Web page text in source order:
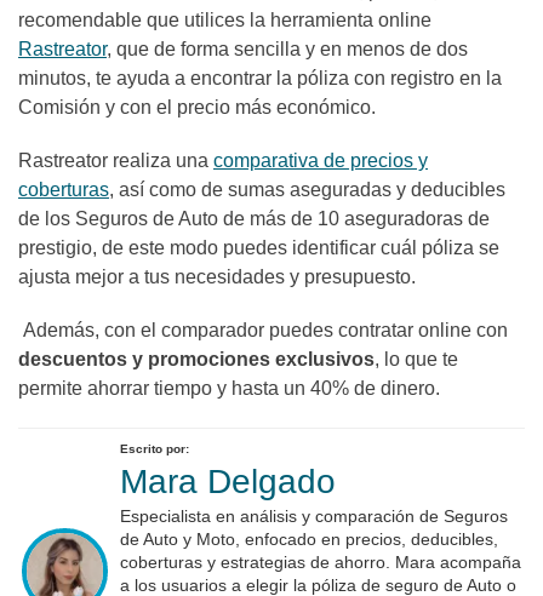
recomendable que utilices la herramienta online
Rastreator, que de forma sencilla y en menos de dos
minutos, te ayuda a encontrar la póliza con registro en la
Comisión y con el precio más económico.
Rastreator realiza una comparativa de precios y
coberturas, así como de sumas aseguradas y deducibles
de los Seguros de Auto de más de 10 aseguradoras de
prestigio, de este modo puedes identificar cuál póliza se
ajusta mejor a tus necesidades y presupuesto.
Además, con el comparador puedes contratar online con
descuentos y promociones exclusivos, lo que te
permite ahorrar tiempo y hasta un 40% de dinero.
Escrito por:
Mara Delgado
Especialista en análisis y comparación de Seguros
de Auto y Moto, enfocado en precios, deducibles,
coberturas y estrategias de ahorro. Mara acompaña
a los usuarios a elegir la póliza de seguro de Auto o